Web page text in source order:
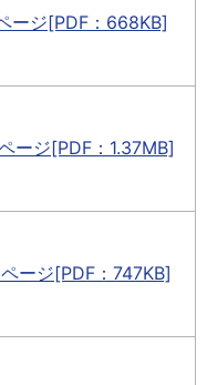
ージ[PDF：668KB]
ージ[PDF：1.37MB]
ージ[PDF：747KB]